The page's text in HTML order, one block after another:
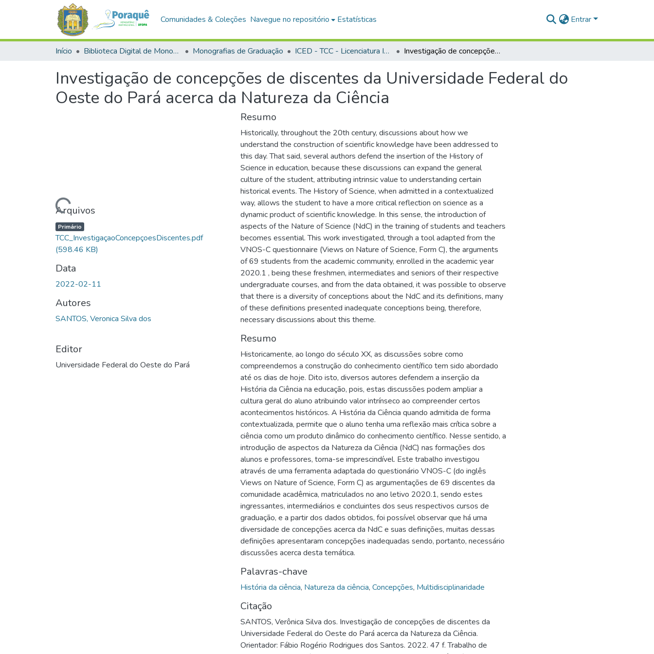
Comunidades & Coleções Navegue no repositório Estatísticas Entrar
Início Biblioteca Digital de Monografias (BDM) Monografias de Graduação ICED - TCC - Licenciatura Integrada - Biologia e Química Investigação de concepções de discentes da Universidade Federal do Oeste do Pará acerca da Natureza da Ciência
Investigação de concepções de discentes da Universidade Federal do
Oeste do Pará acerca da Natureza da Ciência
Carregando...
Arquivos
Primário
TCC_InvestigaçaoConcepçoesDiscentes.pdf
(598.46 KB)
Data
2022-02-11
Autores
SANTOS, Veronica Silva dos
Editor
Universidade Federal do Oeste do Pará
Resumo
Historically, throughout the 20th century, discussions about how we
understand the construction of scientific knowledge have been addressed to
this day. That said, several authors defend the insertion of the History of
Science in education, because these discussions can expand the general
culture of the student, attributing intrinsic value to understanding certain
historical events. The History of Science, when admitted in a contextualized
way, allows the student to have a more critical reflection on science as a
dynamic product of scientific knowledge. In this sense, the introduction of
aspects of the Nature of Science (NdC) in the training of students and teachers
becomes essential. This work investigated, through a tool adapted from the
VNOS-C questionnaire (Views on Nature of Science, Form C), the arguments
of 69 students from the academic community, enrolled in the academic year
2020.1 , being these freshmen, intermediates and seniors of their respective
undergraduate courses, and from the data obtained, it was possible to observe
that there is a diversity of conceptions about the NdC and its definitions, many
of these definitions presented inadequate conceptions being, therefore,
necessary discussions about this theme.
Resumo
Historicamente, ao longo do século XX, as discussões sobre como
compreendemos a construção do conhecimento científico tem sido abordado
até os dias de hoje. Dito isto, diversos autores defendem a inserção da
História da Ciência na educação, pois, estas discussões podem ampliar a
cultura geral do aluno atribuindo valor intrínseco ao compreender certos
acontecimentos históricos. A História da Ciência quando admitida de forma
contextualizada, permite que o aluno tenha uma reflexão mais crítica sobre a
ciência como um produto dinâmico do conhecimento científico. Nesse sentido, a
introdução de aspectos da Natureza da Ciência (NdC) nas formações dos
alunos e professores, torna-se imprescindível. Este trabalho investigou
através de uma ferramenta adaptada do questionário VNOS-C (do inglês
Views on Nature of Science, Form C) as argumentações de 69 discentes da
comunidade acadêmica, matriculados no ano letivo 2020.1, sendo estes
ingressantes, intermediários e concluintes dos seus respectivos cursos de
graduação, e a partir dos dados obtidos, foi possível observar que há uma
diversidade de concepções acerca da NdC e suas definições, muitas dessas
definições apresentaram concepções inadequadas sendo, portanto, necessário
discussões acerca desta temática.
Palavras-chave
História da ciência, Natureza da ciência, Concepções, Multidisciplinaridade
Citação
SANTOS, Verônica Silva dos. Investigação de concepções de discentes da
Universidade Federal do Oeste do Pará acerca da Natureza da Ciência.
Orientador: Fábio Rogério Rodrigues dos Santos. 2022. 47 f. Trabalho de